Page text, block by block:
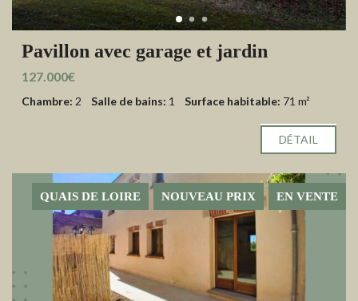
Pavillon avec garage et jardin
127.000€
Chambre: 2 Salle de bains: 1 Surface habitable: 71 m²
DÉTAIL
EN VENTE
NOUVEAU PRIX
QUAIS DE LOIRE